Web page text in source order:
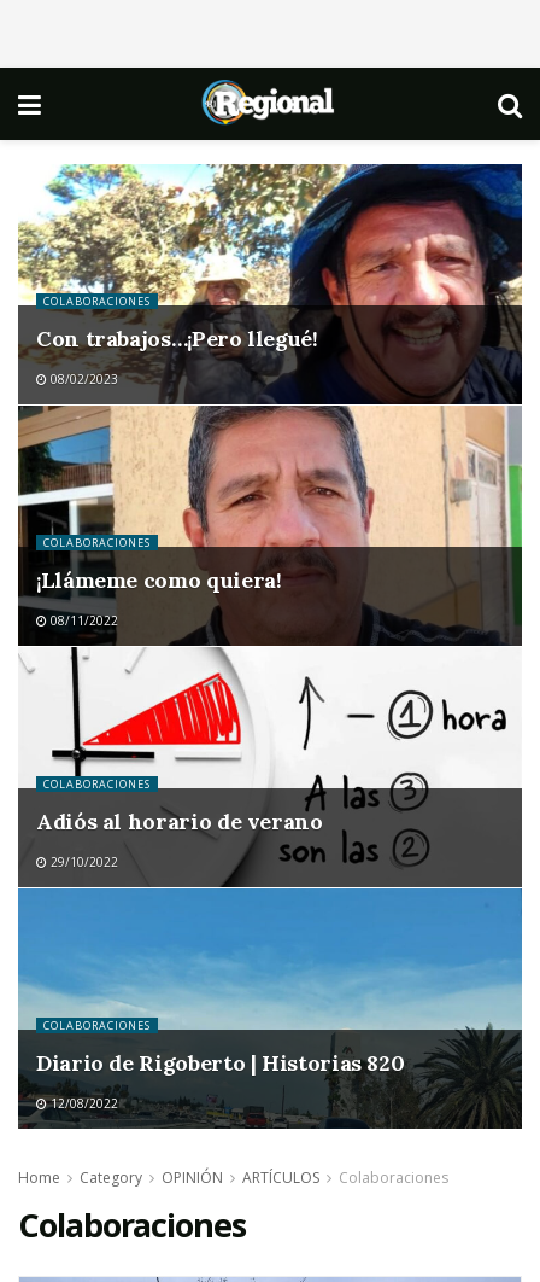
COLABORACIONES
Con trabajos…¡Pero llegué!
08/02/2023
COLABORACIONES
¡Llámeme como quiera!
08/11/2022
COLABORACIONES
Adiós al horario de verano
29/10/2022
COLABORACIONES
Diario de Rigoberto | Historias 820
12/08/2022
Home Category OPINIÓN ARTÍCULOS Colaboraciones
Colaboraciones